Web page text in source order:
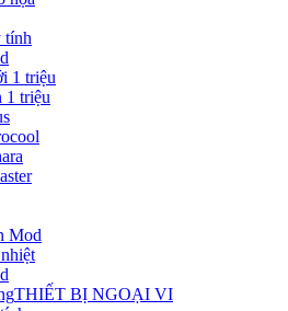
tính
1 triệu
1 triệu
Mod
THIẾT BỊ NGOẠI VI